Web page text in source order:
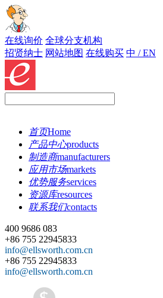
在线询价 全球分支机构
招贤纳士 网站地图 在线购买 中 / EN
首页Home
产品中心products
制造商manufacturers
应用市场markets
优势服务services
资源库resources
联系我们contacts
400 9686 083
+86 755 22945833
info@ellsworth.com.cn
+86 755 22945833
info@ellsworth.com.cn